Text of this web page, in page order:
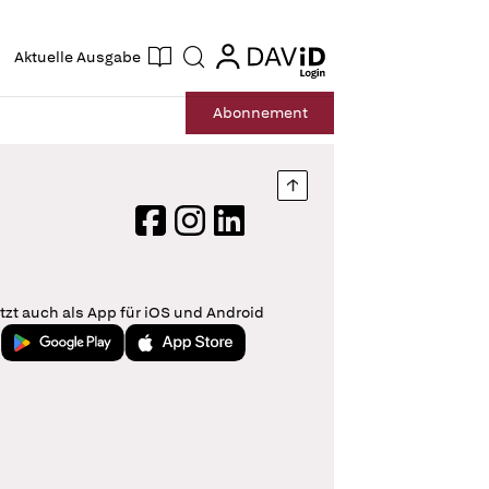
Aktuelle Ausgabe Suche login
login
Abonnement
Nach oben springen
FacebookInstagram
LinkedIn
auch als App für iOS und Android
Jetzt bei Google PlayLaden im App Store